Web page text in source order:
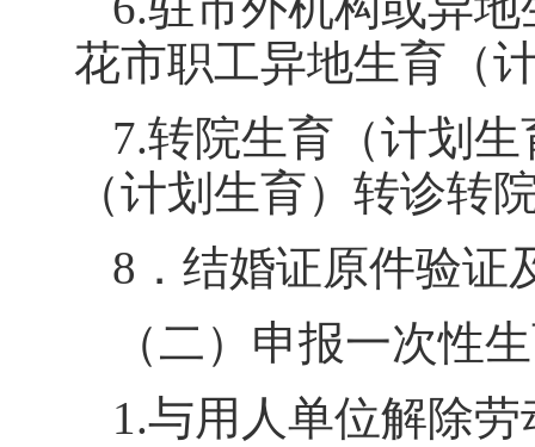
花市职工异地生育（
7.转院生育（计划
（计划生育）转诊转
8 ．结婚证原件验
（二）申报一次性
1.与用人单位解除